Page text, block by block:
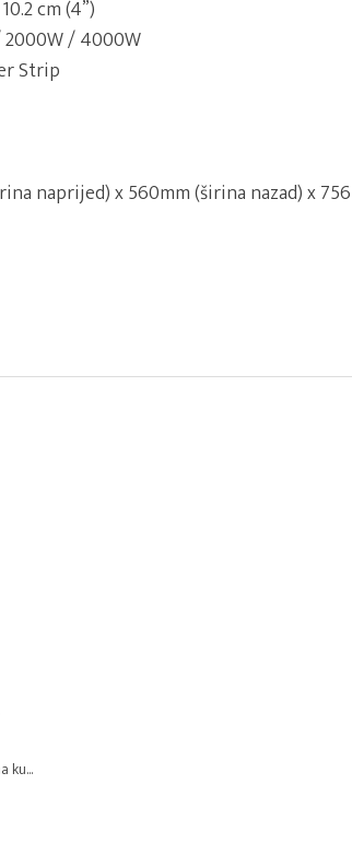
cm (4”)
2000W / 4000W
Strip
naprijed) x 560mm (širina nazad) x
ku...